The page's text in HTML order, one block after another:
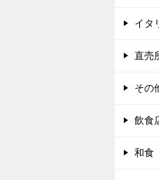
イタ
直売
その
飲食
和食